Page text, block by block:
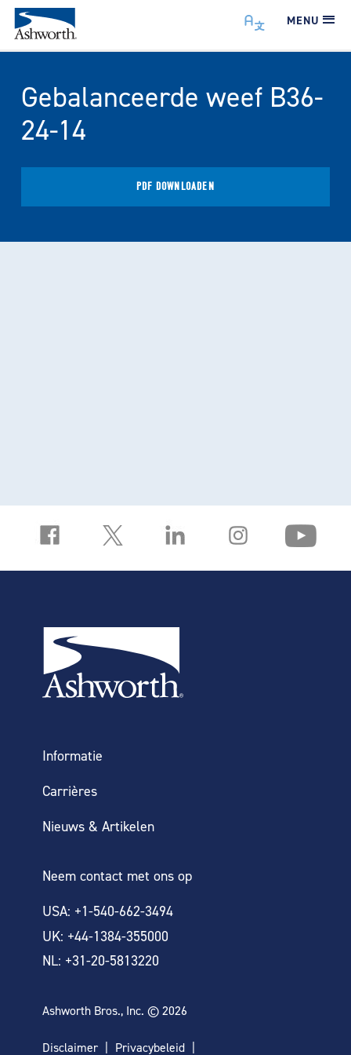
MENU
Gebalanceerde weef B36-
24-14
PDF DOWNLOADEN
Informatie
Carrières
Nieuws & Artikelen
Neem contact met ons op
USA: +1-540-662-3494
UK: +44-1384-355000
NL: +31-20-5813220
Ashworth Bros., Inc. © 2026
Disclaimer Privacybeleid